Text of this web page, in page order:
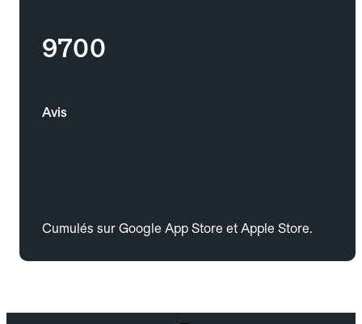
9700
Avis
Cumulés sur Google App Store et Apple Store.